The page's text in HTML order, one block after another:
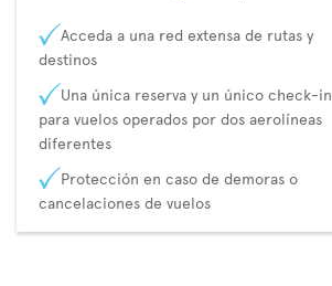
Acceda a una red extensa de rutas y
destinos
Una única reserva y un único check-in
para vuelos operados por dos aerolíneas
diferentes
Protección en caso de demoras o
cancelaciones de vuelos